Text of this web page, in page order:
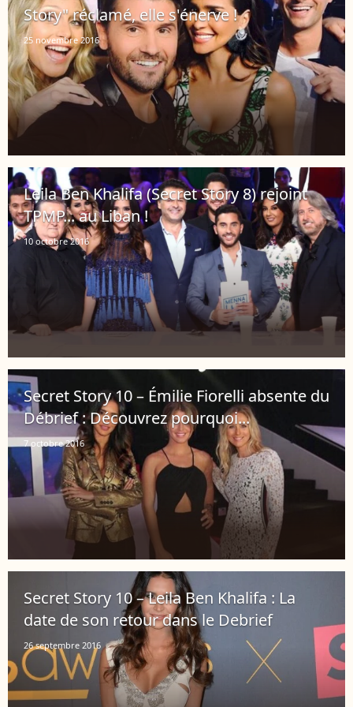
Story" réclamé, elle s'énerve !
25 novembre 2016
Leila Ben Khalifa (Secret Story 8) rejoint
TPMP... au Liban !
10 octobre 2016
Secret Story 10 – Émilie Fiorelli absente du
Débrief : Découvrez pourquoi...
7 octobre 2016
Secret Story 10 – Leila Ben Khalifa : La
date de son retour dans le Debrief
26 septembre 2016